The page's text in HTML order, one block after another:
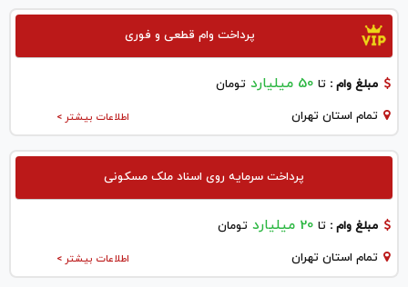
پرداخت وام قطعی و فوری
مبلغ وام : تا 50 میلیارد تومان
اطلاعات بیشتر > تمام استان تهران
پرداخت سرمایه روی اسناد ملک مسکونی
مبلغ وام : تا 20 میلیارد تومان
اطلاعات بیشتر > تمام استان تهران